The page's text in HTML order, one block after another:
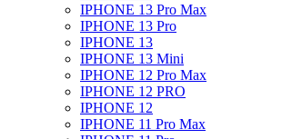
IPHONE 13 Pro Max
IPHONE 13 Pro
IPHONE 13
IPHONE 13 Mini
IPHONE 12 Pro Max
IPHONE 12 PRO
IPHONE 12
IPHONE 11 Pro Max